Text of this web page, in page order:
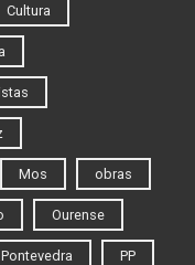
Cultura
Mos obras
Ourense
Pontevedra PP